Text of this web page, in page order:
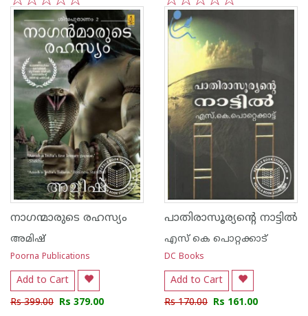
5
4
3
2
1 5
4
3
2
1
നാഗന്മാരുടെ രഹസ്യം
അമിഷ്
Poorna Publications
Add to Cart
Rs 399.00 Rs 379.00
പാതിരാസൂര്യന്റെ നാട്ടില്‍
എസ്‌ കെ പൊറ്റക്കാട്‌
DC Books
Add to Cart
Rs 170.00 Rs 161.00